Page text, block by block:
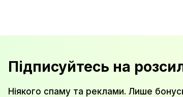
Підписуйтесь на
Ніякого спаму та реклами. Лише